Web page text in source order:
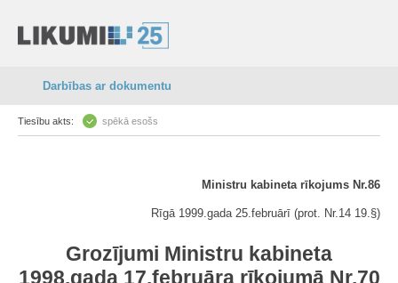
Darbības ar dokumentu
Tiesību akts: spēkā esošs
Ministru kabineta rīkojums Nr.86
Rīgā 1999.gada 25.februārī (prot. Nr.14 19.§)
Grozījumi Ministru kabineta
1998.gada 17.februāra rīkojumā Nr.70